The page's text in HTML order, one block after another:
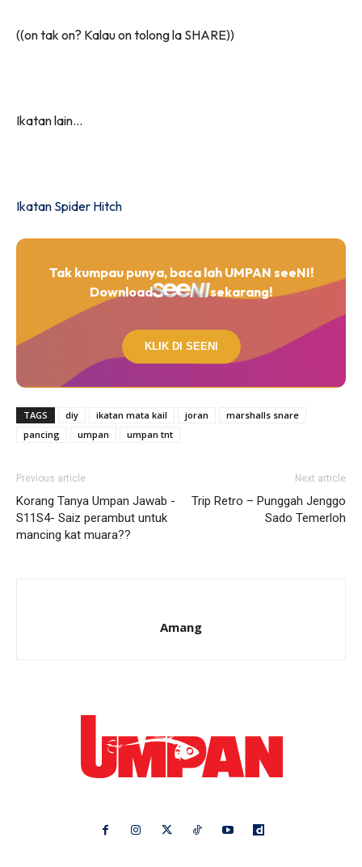
((on tak on? Kalau on tolong la SHARE))
Ikatan lain…
Ikatan Spider Hitch
Tak kumpau punya, baca lah UMPAN seeNI!
Download
sekarang!
KLIK DI SEENI
TAGS diy ikatan mata kail joran
marshalls snare
pancing
umpan umpan tnt
Previous article
Korang Tanya Umpan Jawab -
S11S4- Saiz perambut untuk
mancing kat muara??
Next article
Trip Retro – Punggah Jenggo
Sado Temerloh
Amang